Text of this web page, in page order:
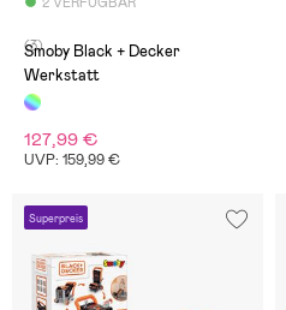
(3)
Smoby Black + Decker
Werkstatt
127,99 €
UVP: 159,99 €
Superpreis